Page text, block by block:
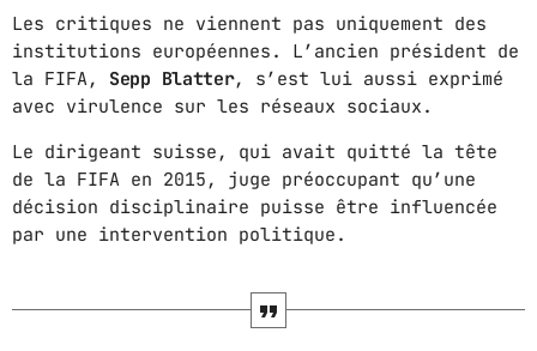
Les critiques ne viennent pas uniquement des
institutions européennes. L’ancien président de
la FIFA, Sepp Blatter, s’est lui aussi exprimé
avec virulence sur les réseaux sociaux.
Le dirigeant suisse, qui avait quitté la tête
de la FIFA en 2015, juge préoccupant qu’une
décision disciplinaire puisse être influencée
par une intervention politique.